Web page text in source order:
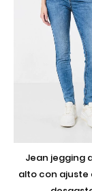
jean jegging azul tiro
alto con ajuste